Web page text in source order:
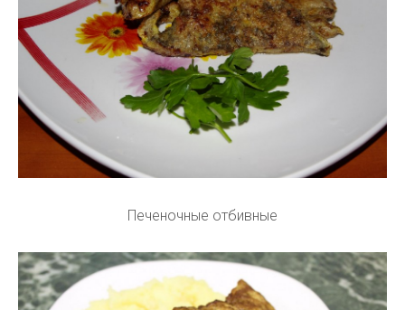
Печеночные отбивные